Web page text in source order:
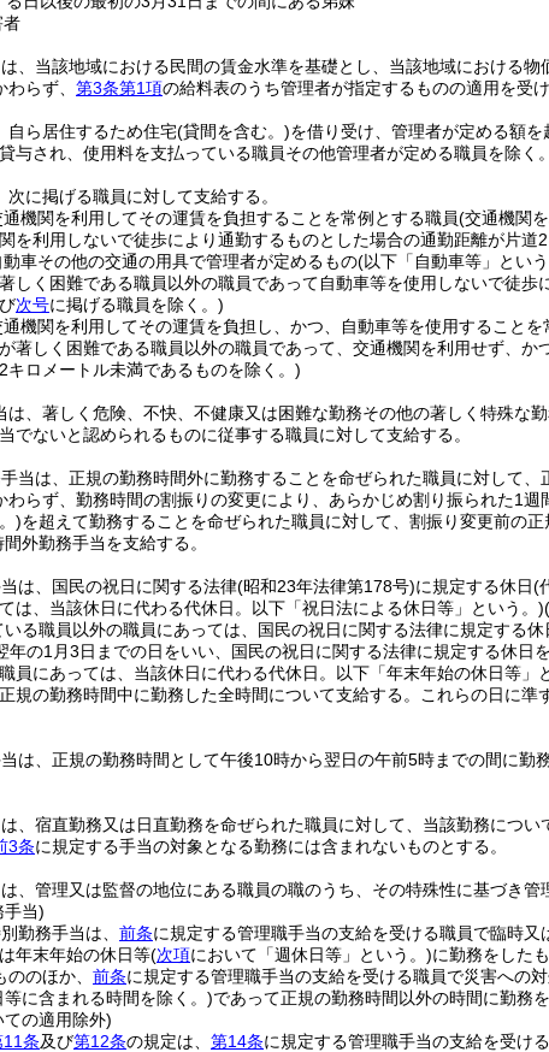
者
、当該地域における民間の賃金水準を基礎とし、当該地域における
らず、 第3条第1項の給料表のうち管理者が指定するものの適用を受
自ら居住するため住宅(貸間を含む。)を借り受け、管理者が定める額を
与され、使用料を支払っている職員その他管理者が定める職員を除く
次に掲げる職員に対して支給する。
機関を利用してその運賃を負担することを常例とする職員(交通機関
を利用しないで徒歩により通勤するものとした場合の通勤距離が片道
車その他の交通の用具で管理者が定めるもの(以下「自動車等」とい
しく困難である職員以外の職員であって自動車等を使用しないで徒
次号に掲げる職員を除く。)
機関を利用してその運賃を負担し、かつ、自動車等を使用することを
著しく困難である職員以外の職員であって、交通機関を利用せず、
キロメートル未満であるものを除く。)
は、著しく危険、不快、不健康又は困難な勤務その他の著しく特殊な
でないと認められるものに従事する職員に対して支給する。
当は、正規の勤務時間外に勤務することを命ぜられた職員に対して、
わらず、勤務時間の割振りの変更により、あらかじめ割り振られた1週
)を超えて勤務することを命ぜられた職員に対して、割振り変更前の
外勤務手当を支給する。
は、国民の祝日に関する法律(昭和23年法律第178号)に規定する休日(
は、当該休日に代わる代休日。以下「祝日法による休日等」という。)
いる職員以外の職員にあっては、国民の祝日に関する法律に規定する
年の1月3日までの日をいい、国民の祝日に関する法律に規定する休日
員にあっては、当該休日に代わる代休日。以下「年末年始の休日等」
規の勤務時間中に勤務した全時間について支給する。
これらの日に準
は、正規の勤務時間として午後10時から翌日の午前5時までの間に
、宿直勤務又は日直勤務を命ぜられた職員に対して、当該勤務につい
3条に規定する手当の対象となる勤務には含まれないものとする。
、管理又は監督の地位にある職員の職のうち、その特殊性に基づき管
手当)
勤務手当は、 前条に規定する管理職手当の支給を受ける職員で臨時
年末年始の休日等(次項において「週休日等」という。)に勤務をした
のほか、 前条に規定する管理職手当の支給を受ける職員で災害への
等に含まれる時間を除く。)であって正規の勤務時間以外の時間に勤務
の適用除外)
11条及び第12条の規定は、 第14条に規定する管理職手当の支給を受け